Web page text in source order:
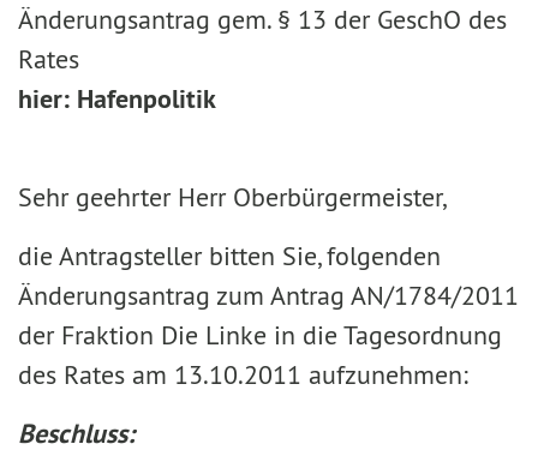
Änderungsantrag gem. § 13 der GeschO des
Rates
hier: Hafenpolitik
Sehr geehrter Herr Oberbürgermeister,
die Antragsteller bitten Sie, folgenden
Änderungsantrag zum Antrag AN/1784/2011
der Fraktion Die Linke in die Tagesordnung
des Rates am 13.10.2011 aufzunehmen:
Beschluss: